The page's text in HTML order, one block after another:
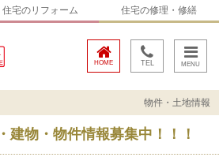
住宅のリフォーム 住宅の修理・修繕
TEL
HOME
物件・土地情報
建物・物件情報募集中！！！